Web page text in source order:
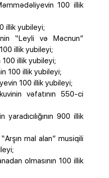
100 illik
illik yubileyi;
“Leyli və Məcnun”
illik yubileyi;
illik yubileyi;
100 illik yubileyi;
100 illik yubileyi;
vəfatının 550-ci
900 illik
mal alan” musiqili
olmasının 100 illik